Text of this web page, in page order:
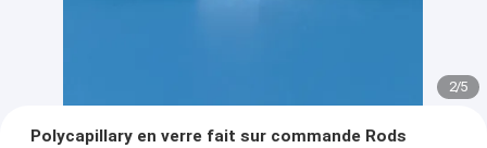
2/5
Polycapillary en verre fait sur commande Rods